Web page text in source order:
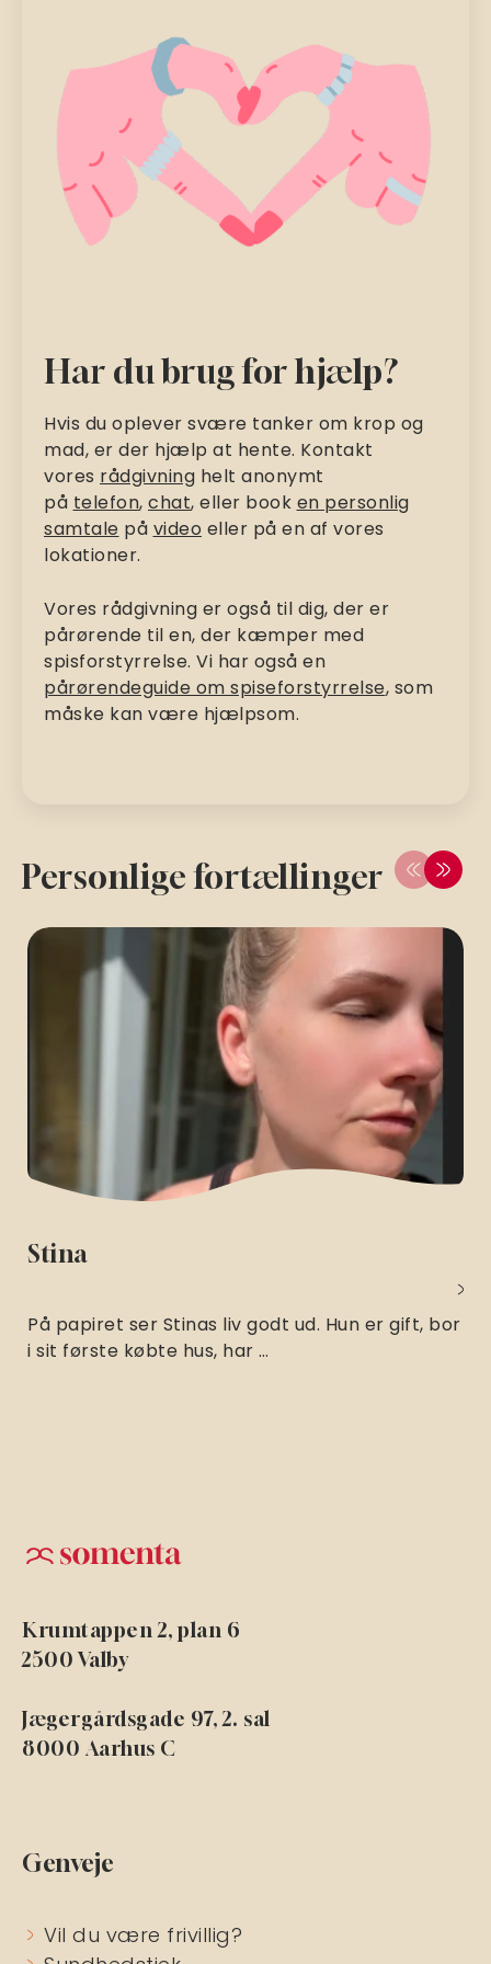
Har du brug for hjælp?
Hvis du oplever svære tanker om krop og
mad, er der hjælp at hente. Kontakt
vores rådgivning helt anonymt
på telefon, chat, eller book en personlig
samtale på video eller på en af vores
lokationer.
Vores rådgivning er også til dig, der er
pårørende til en, der kæmper med
spisforstyrrelse. Vi har også en
pårørendeguide om spiseforstyrrelse, som
måske kan være hjælpsom.
Personlige fortællinger
Stina
På papiret ser Stinas liv godt ud. Hun er gift, bor
i sit første købte hus, har …
Krumtappen 2, plan 6
2500 Valby
Jægergårdsgade 97, 2. sal
8000 Aarhus C
Genveje
Vil du være frivillig?